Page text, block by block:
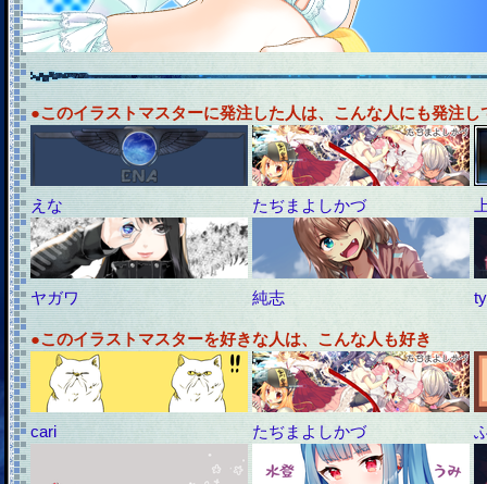
●このイラストマスターに発注した人は、こんな人にも発注し
えな たぢまよしかづ
ヤガワ 純志
●このイラストマスターを好きな人は、こんな人も好き
cari たぢまよしかづ